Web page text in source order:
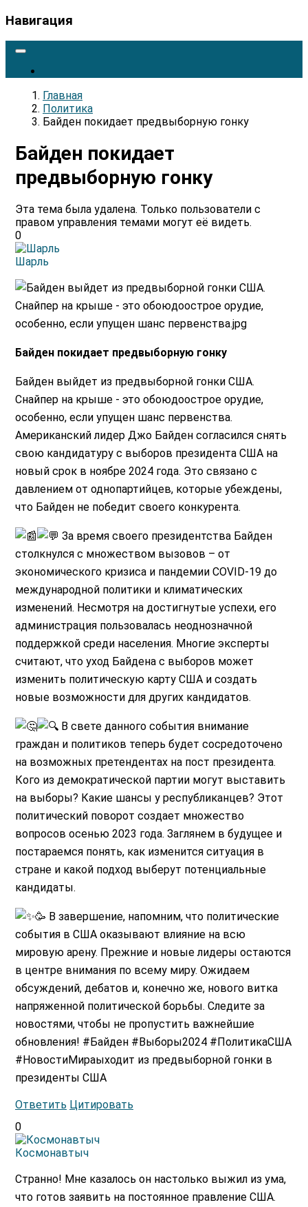
Навигация
Главная
Политика
Байден покидает предвыборную гонку
Байден покидает
предвыборную гонку
Эта тема была удалена. Только пользователи с
правом управления темами могут её видеть.
0
Шарль
Байден покидает предвыборную гонку
Байден выйдет из предвыборной гонки США.
Снайпер на крыше - это обоюдоострое орудие,
особенно, если упущен шанс первенства.
Американский лидер Джо Байден согласился снять
свою кандидатуру с выборов президента США на
новый срок в ноябре 2024 года. Это связано с
давлением от однопартийцев, которые убеждены,
что Байден не победит своего конкурента.
За время своего президентства Байден
столкнулся с множеством вызовов – от
экономического кризиса и пандемии COVID-19 до
международной политики и климатических
изменений. Несмотря на достигнутые успехи, его
администрация пользовалась неоднозначной
поддержкой среди населения. Многие эксперты
считают, что уход Байдена с выборов может
изменить политическую карту США и создать
новые возможности для других кандидатов.
В свете данного события внимание
граждан и политиков теперь будет сосредоточено
на возможных претендентах на пост президента.
Кого из демократической партии могут выставить
на выборы? Какие шансы у республиканцев? Этот
политический поворот создает множество
вопросов осенью 2023 года. Заглянем в будущее и
постараемся понять, как изменится ситуация в
стране и какой подход выберут потенциальные
кандидаты.
🥳 В завершение, напомним, что политические
события в США оказывают влияние на всю
мировую арену. Прежние и новые лидеры остаются
в центре внимания по всему миру. Ожидаем
обсуждений, дебатов и, конечно же, нового витка
напряженной политической борьбы. Следите за
новостями, чтобы не пропустить важнейшие
обновления! #Байден #Выборы2024 #ПолитикаСША
#НовостиМираыходит из предвыборной гонки в
президенты США
Ответить Цитировать
0
Космонавтыч
Странно! Мне казалось он настолько выжил из ума,
что готов заявить на постоянное правление США.